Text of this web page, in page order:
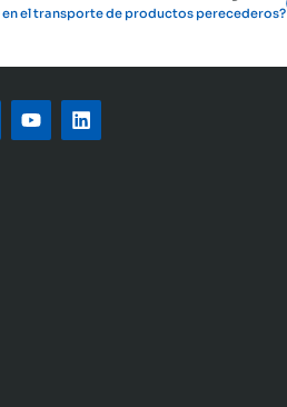
en el transporte de productos perecederos?